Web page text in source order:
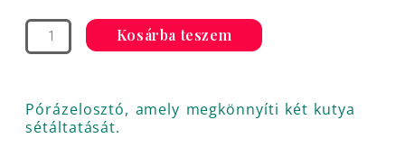
stop
dogwear
pórázelosztó
Kosárba teszem
Pórázelosztó, amely megkönnyíti két kutya
sétáltatását.